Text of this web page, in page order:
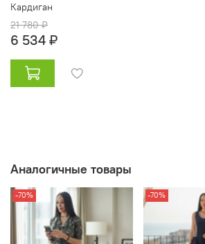
Кардиган
21 780 ₽
6 534 ₽
Аналогичные товары
-70% -70%